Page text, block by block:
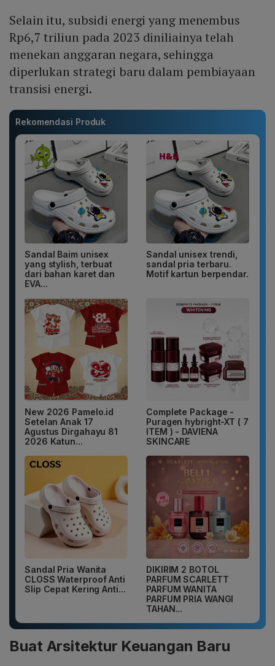
Selain itu, subsidi energi yang menembus
Rp6,7 triliun pada 2023 diniliainya telah
menekan anggaran negara, sehingga
diperlukan strategi baru dalam pembiayaan
transisi energi.
Rekomendasi Produk
Sandal Baim unisex
yang stylish, terbuat
dari bahan karet dan
EVA...
Sandal unisex trendi,
sandal pria terbaru.
Motif kartun berpendar.
New 2026 Pamelo.id
Setelan Anak 17
Agustus Dirgahayu 81
2026 Katun...
Complete Package -
Puragen hybright-XT ( 7
ITEM ) - DAVIENA
SKINCARE
Sandal Pria Wanita
CLOSS Waterproof Anti
Slip Cepat Kering Anti...
DIKIRIM 2 BOTOL
PARFUM SCARLETT
PARFUM WANITA
PARFUM PRIA WANGI
TAHAN...
Buat Arsitektur Keuangan Baru